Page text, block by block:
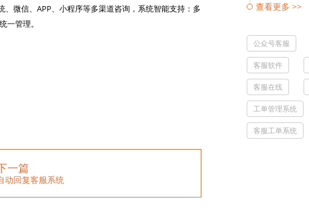
、微信、APP、小程序等多渠道咨询，系统智能支持：多
一管理。
一篇
动回复客服系统
查看更多 >>
公众号客服
客服软件
客服在线
工单管理系统
客服工单系统